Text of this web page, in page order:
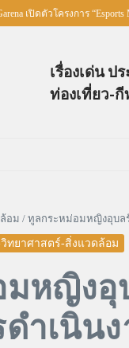
ดตัวโครงการ “Esports
เรื่องเด่น ป
ท่องเที่ยว-
อม / ทูลกระหม่อมหญิงอุบล
ทยาศาสตร์-สิ่งแวดล้อม
มหญิง
ำเนิน